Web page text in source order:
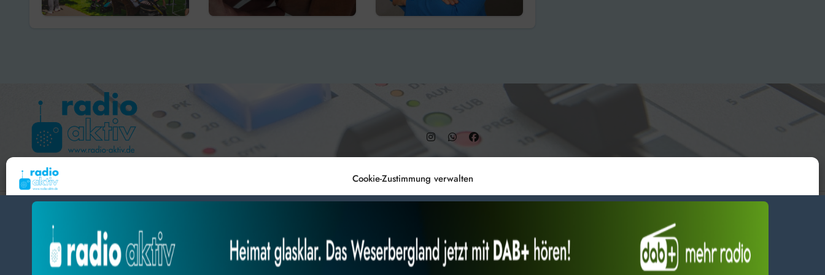
Cookie-Zustimmung verwalten
zustimmst, können wir Daten wie das Surfverhalten oder eindeutige IDs auf dieser Website
verarbeiten. Wenn du deine Zustimmung nicht erteilst oder zurückziehst, können bestimmte Merkmale
und Funktionen beeinträchtigt werden.
Jubiläum
erhalten
Hameln 99.3 – Bad Pyrmont 94.8 – Bad Münder 107.2 – DAB+ 9C
BlogDatabyThemeansar.